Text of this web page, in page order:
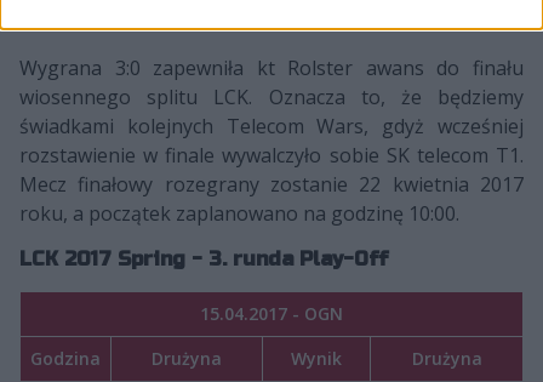
Wygrana 3:0 zapewniła kt Rolster awans do finału
wiosennego splitu LCK. Oznacza to, że będziemy
świadkami kolejnych Telecom Wars, gdyż wcześniej
rozstawienie w finale wywalczyło sobie SK telecom T1.
Mecz finałowy rozegrany zostanie 22 kwietnia 2017
roku, a początek zaplanowano na godzinę 10:00.
LCK 2017 Spring - 3. runda Play-Off
15.04.2017 - OGN
Godzina
Drużyna Wynik Drużyna